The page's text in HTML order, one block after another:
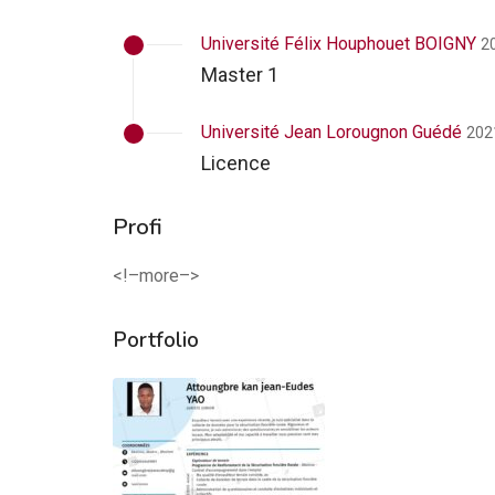
Université Félix Houphouet BOIGNY
Master 1
Université Jean Lorougnon Guédé
Licence
Profi
<!–more–>
Portfolio